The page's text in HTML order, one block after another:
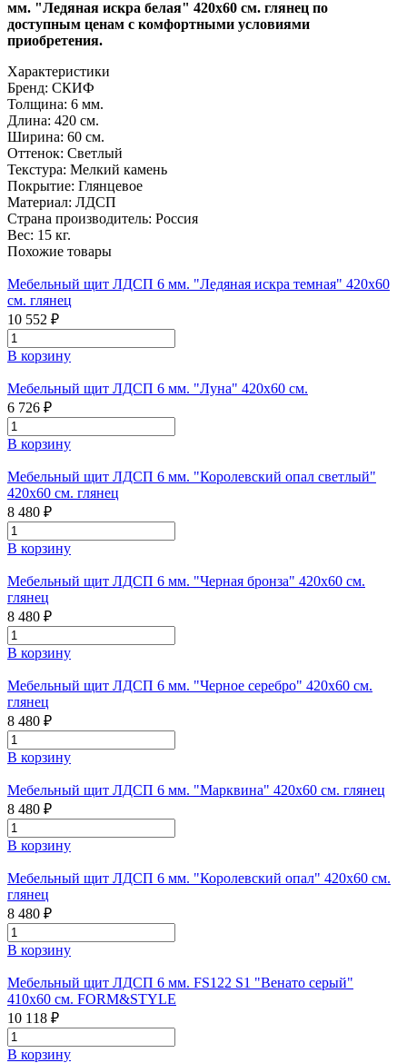
мм. "Ледяная искра белая" 420х60 см. глянец по
доступным ценам с комфортными условиями
приобретения.
Характеристики
Бренд: СКИФ
Толщина: 6 мм.
Длина: 420 см.
Ширина: 60 cм.
Оттенок: Светлый
Текстура: Мелкий камень
Покрытие: Глянцевое
Материал: ЛДСП
Страна производитель: Россия
Вес: 15 кг.
Похожие товары
Мебельный щит ЛДСП 6 мм. "Ледяная искра темная" 420х60
см. глянец
10 552 ₽
В корзину
Мебельный щит ЛДСП 6 мм. "Луна" 420х60 см.
6 726 ₽
В корзину
Мебельный щит ЛДСП 6 мм. "Королевский опал светлый"
420х60 см. глянец
8 480 ₽
В корзину
Мебельный щит ЛДСП 6 мм. "Черная бронза" 420х60 см.
глянец
8 480 ₽
В корзину
Мебельный щит ЛДСП 6 мм. "Черное серебро" 420х60 см.
глянец
8 480 ₽
В корзину
Мебельный щит ЛДСП 6 мм. "Марквина" 420х60 см. глянец
8 480 ₽
В корзину
Мебельный щит ЛДСП 6 мм. "Королевский опал" 420х60 см.
глянец
8 480 ₽
В корзину
Мебельный щит ЛДСП 6 мм. FS122 S1 "Венато серый"
410х60 см. FORM&STYLE
10 118 ₽
В корзину